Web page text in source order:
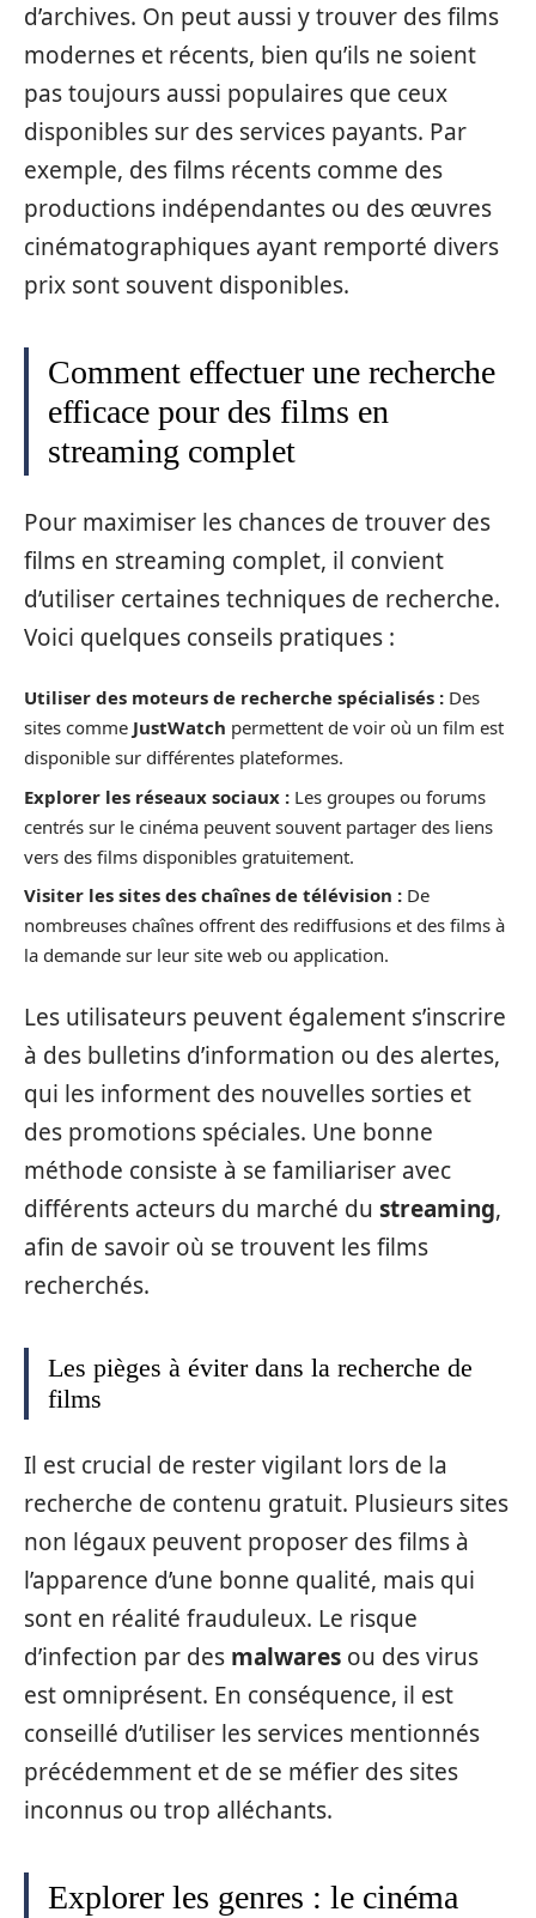
d’archives. On peut aussi y trouver des films
modernes et récents, bien qu’ils ne soient
pas toujours aussi populaires que ceux
disponibles sur des services payants. Par
exemple, des films récents comme des
productions indépendantes ou des œuvres
cinématographiques ayant remporté divers
prix sont souvent disponibles.
Comment effectuer une recherche
efficace pour des films en
streaming complet
Pour maximiser les chances de trouver des
films en streaming complet, il convient
d’utiliser certaines techniques de recherche.
Voici quelques conseils pratiques :
Utiliser des moteurs de recherche spécialisés : Des
sites comme JustWatch permettent de voir où un film est
disponible sur différentes plateformes.
Explorer les réseaux sociaux : Les groupes ou forums
centrés sur le cinéma peuvent souvent partager des liens
vers des films disponibles gratuitement.
Visiter les sites des chaînes de télévision : De
nombreuses chaînes offrent des rediffusions et des films à
la demande sur leur site web ou application.
Les utilisateurs peuvent également s’inscrire
à des bulletins d’information ou des alertes,
qui les informent des nouvelles sorties et
des promotions spéciales. Une bonne
méthode consiste à se familiariser avec
différents acteurs du marché du streaming,
afin de savoir où se trouvent les films
recherchés.
Les pièges à éviter dans la recherche de
films
Il est crucial de rester vigilant lors de la
recherche de contenu gratuit. Plusieurs sites
non légaux peuvent proposer des films à
l’apparence d’une bonne qualité, mais qui
sont en réalité frauduleux. Le risque
d’infection par des malwares ou des virus
est omniprésent. En conséquence, il est
conseillé d’utiliser les services mentionnés
précédemment et de se méfier des sites
inconnus ou trop alléchants.
Explorer les genres : le cinéma